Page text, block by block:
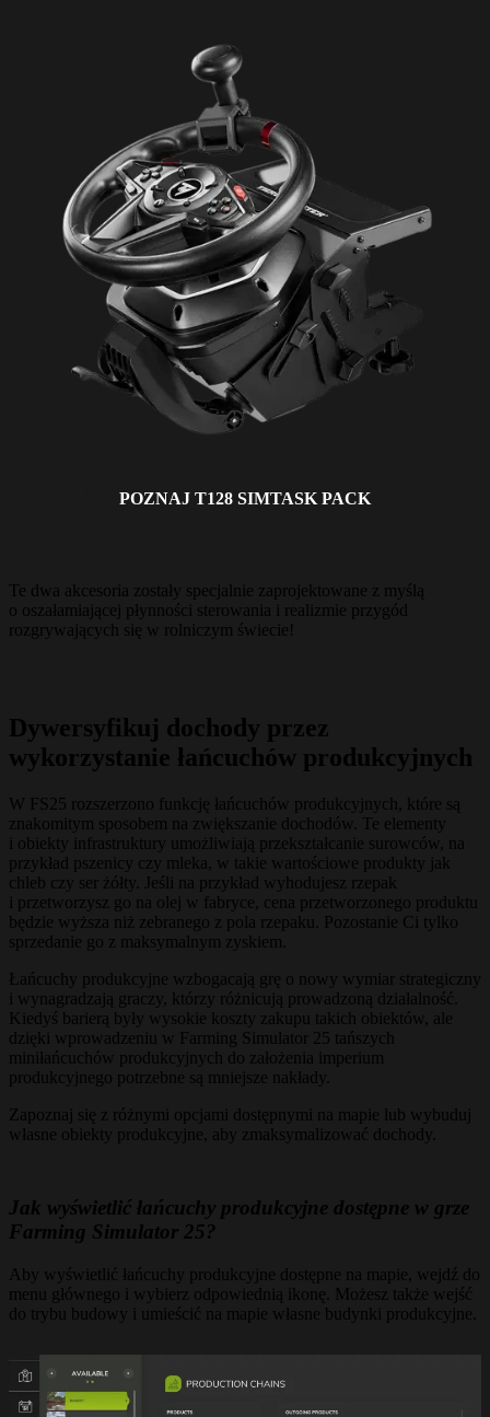
POZNAJ T128 SIMTASK PACK
Te dwa akcesoria zostały specjalnie zaprojektowane z myślą
o oszałamiającej płynności sterowania i realizmie przygód
rozgrywających się w rolniczym świecie!
Dywersyfikuj dochody przez
wykorzystanie łańcuchów produkcyjnych
W FS25 rozszerzono funkcję łańcuchów produkcyjnych, które są
znakomitym sposobem na zwiększanie dochodów. Te elementy
i obiekty infrastruktury umożliwiają przekształcanie surowców, na
przykład pszenicy czy mleka, w takie wartościowe produkty jak
chleb czy ser żółty. Jeśli na przykład wyhodujesz rzepak
i przetworzysz go na olej w fabryce, cena przetworzonego produktu
będzie wyższa niż zebranego z pola rzepaku. Pozostanie Ci tylko
sprzedanie go z maksymalnym zyskiem.
Łańcuchy produkcyjne wzbogacają grę o nowy wymiar strategiczny
i wynagradzają graczy, którzy różnicują prowadzoną działalność.
Kiedyś barierą były wysokie koszty zakupu takich obiektów, ale
dzięki wprowadzeniu w Farming Simulator 25 tańszych
miniłańcuchów produkcyjnych do założenia imperium
produkcyjnego potrzebne są mniejsze nakłady.
Zapoznaj się z różnymi opcjami dostępnymi na mapie lub wybuduj
własne obiekty produkcyjne, aby zmaksymalizować dochody.
Jak wyświetlić łańcuchy produkcyjne dostępne w grze
Farming Simulator 25?
Aby wyświetlić łańcuchy produkcyjne dostępne na mapie, wejdź do
menu głównego i wybierz odpowiednią ikonę. Możesz także wejść
do trybu budowy i umieścić na mapie własne budynki produkcyjne.